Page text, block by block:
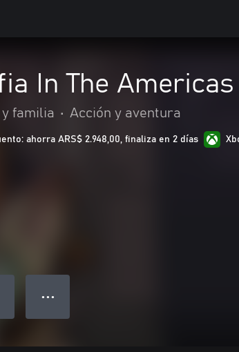
In The Americas
y familia • Acción y aventura
ahorra ARS$ 2.948,00, finaliza en 2 días
● ● ●